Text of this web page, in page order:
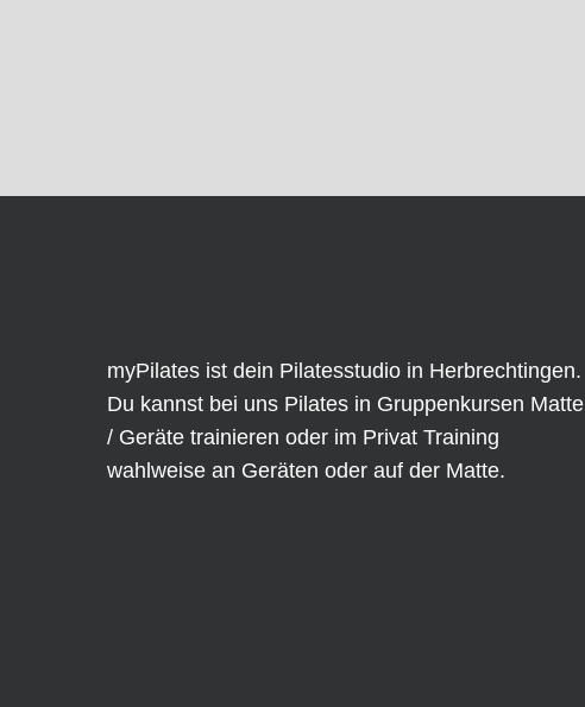
myPilates ist dein Pilatesstudio in Herbrechtingen.
Du kannst bei uns Pilates in Gruppenkursen Matte
/ Geräte trainieren oder im Privat Training
wahlweise an Geräten oder auf der Matte.